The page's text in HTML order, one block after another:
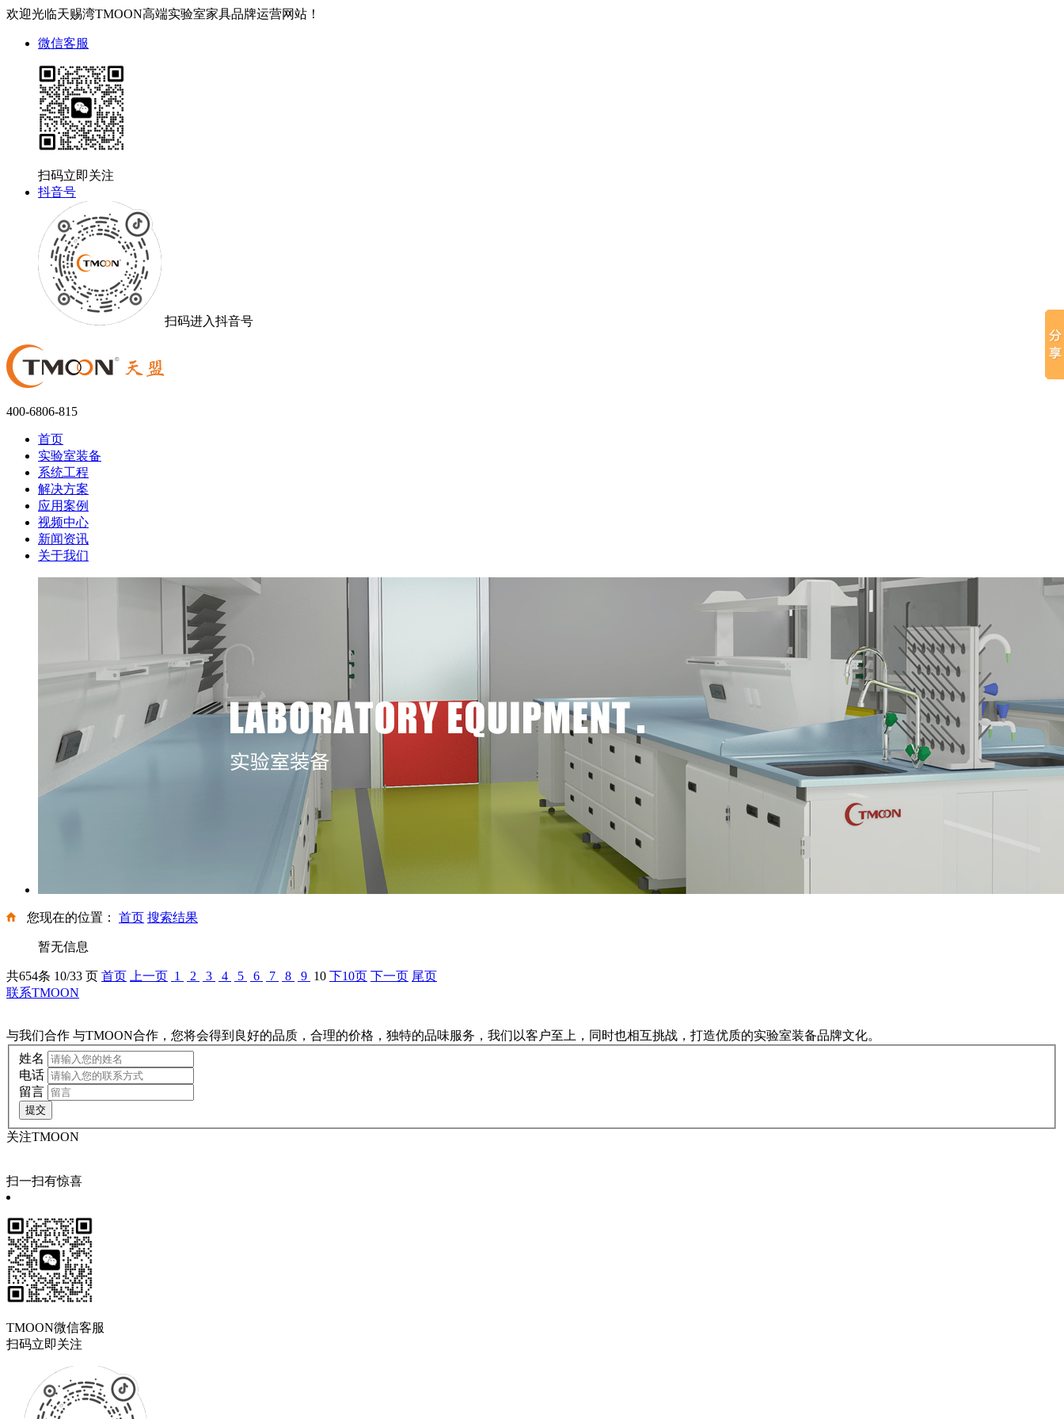
欢迎光临天赐湾TMOON高端实验室家具品牌运营网站！
微信客服
扫码立即关注
抖音号
扫码进入抖音号
400-6806-815
首页
实验室装备
系统工程
解决方案
应用案例
视频中心
新闻资讯
关于我们
您现在的位置： 首页 搜索结果
暂无信息
共654条 10/33 页 首页 上一页 1 2 3 4 5 6 7 8 9 10 下10页 下一页 尾页
联系TMOON
与我们合作 与TMOON合作，您将会得到良好的品质，合理的价格，独特的品味服务，我们以客户至上，同时也相互挑战，打造优质的实验室装备品牌文化。
姓名
电话
留言
关注TMOON
扫一扫有惊喜
TMOON微信客服
扫码立即关注